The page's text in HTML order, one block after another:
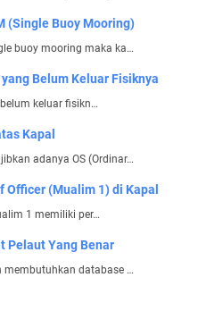
(Single Buoy Mooring)
buoy mooring maka ka…
Belum Keluar Fisiknya
keluar fisikn…
Kapal
adanya OS (Ordinar…
Officer (Mualim 1) di Kapal
1 memiliki per…
Pelaut Yang Benar
membutuhkan database …